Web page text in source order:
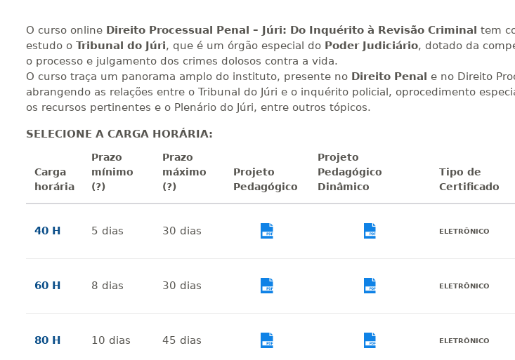
O curso online Direito Processual Penal – Júri: Do Inquérito à Revisão Criminal tem
estudo o Tribunal do Júri, que é um órgão especial do Poder Judiciário, dotado da
o processo e julgamento dos crimes dolosos contra a vida.
O curso traça um panorama amplo do instituto, presente no Direito Penal e no Direito
abrangendo as relações entre o Tribunal do Júri e o inquérito policial, oprocedimento
os recursos pertinentes e o Plenário do Júri, entre outros tópicos.
SELECIONE A CARGA HORÁRIA:
Carga
horária
Prazo
mínimo
(?)
Prazo
máximo
(?)
Projeto
Pedagógico
Projeto
Pedagógico
Dinâmico
Tipo de
Certificado
40 H 5 dias 30 dias Visualizar
ELETRÔNICO
60 H 8 dias 30 dias Visualizar
ELETRÔNICO
80 H 10 dias 45 dias Visualizar
ELETRÔNICO